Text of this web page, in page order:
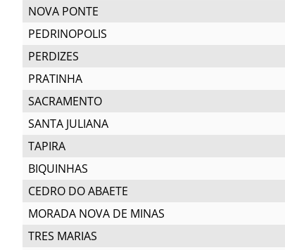
NOVA PONTE
PEDRINOPOLIS
PERDIZES
PRATINHA
SACRAMENTO
SANTA JULIANA
TAPIRA
BIQUINHAS
CEDRO DO ABAETE
MORADA NOVA DE MINAS
TRES MARIAS